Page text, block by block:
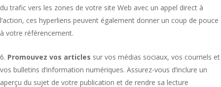
du trafic vers les zones de votre site Web avec un appel direct à
l’action, ces hyperliens peuvent également donner un coup de pouce
à votre référencement.
Promouvez vos articles sur vos médias sociaux, vos courriels et
vos bulletins d’information numériques. Assurez-vous d’inclure un
aperçu du sujet de votre publication et de rendre sa lecture